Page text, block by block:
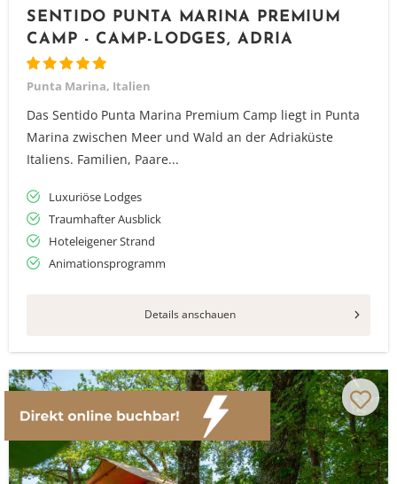
SENTIDO PUNTA MARINA PREMIUM
CAMP - CAMP-LODGES, ADRIA
Punta Marina, Italien
Das Sentido Punta Marina Premium Camp liegt in Punta
Marina zwischen Meer und Wald an der Adriaküste
Italiens. Familien, Paare...
Luxuriöse Lodges
Traumhafter Ausblick
Hoteleigener Strand
Animationsprogramm
Details anschauen